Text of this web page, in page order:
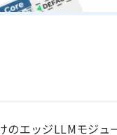
エッジLLMモジュ